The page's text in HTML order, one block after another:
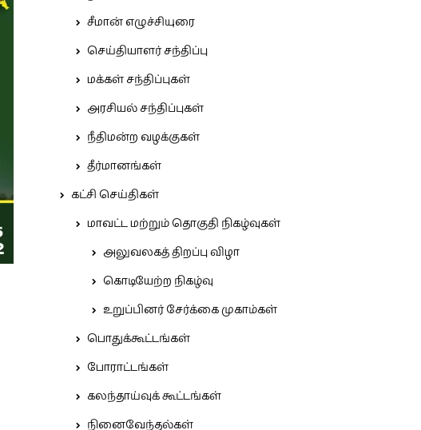
சீமான் எழுச்சியுரை
செய்தியாளர் சந்திப்பு
மக்கள் சந்திப்புகள்
அரசியல் சந்திப்புகள்
நீதிமன்ற வழக்குகள்
தீர்மானங்கள்
கட்சி செய்திகள்
மாவட்ட மற்றும் தொகுதி நிகழ்வுகள்
அலுவலகத் திறப்பு விழா
கொடியேற்ற நிகழ்வு
உறுப்பினர் சேர்க்கை முகாம்கள்
பொதுக்கூட்டங்கள்
போராட்டங்கள்
கலந்தாய்வுக் கூட்டங்கள்
நினைவேந்தல்கள்